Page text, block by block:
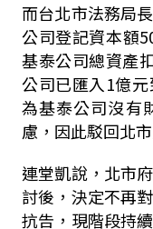
而台北市法務局
公司登記資本額
基泰公司總資產
公司已匯入1億
為基泰公司沒有
慮，因此駁回北
連堂凱說，北市
討後，決定不再
抗告，現階段持